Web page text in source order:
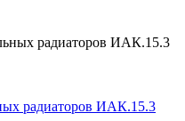
радиаторов ИАК.15.3